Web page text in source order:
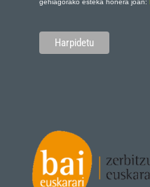
gehiagorako esteka honera joan: